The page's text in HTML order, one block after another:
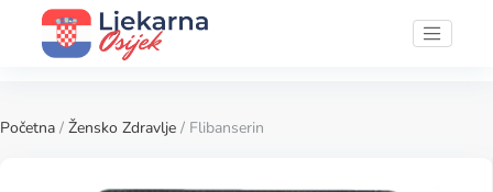
Početna / Žensko Zdravlje / Flibanserin